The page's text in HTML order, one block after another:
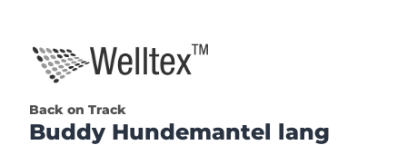
Back on Track
Buddy Hundemantel lang